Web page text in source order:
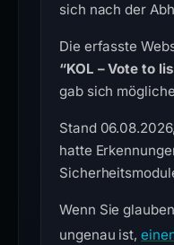
sich nach der
Die erfasste
“KOL – Vote to
gab sich
Stand
hatte
Wenn Sie
ungenau ist,